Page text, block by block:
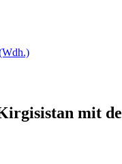
mit